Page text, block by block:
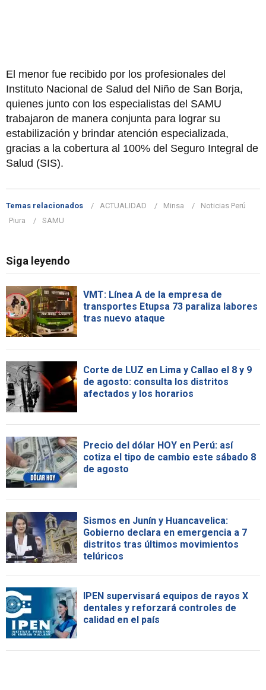
El menor fue recibido por los profesionales del
Instituto Nacional de Salud del Niño de San Borja,
quienes junto con los especialistas del SAMU
trabajaron de manera conjunta para lograr su
estabilización y brindar atención especializada,
gracias a la cobertura al 100% del Seguro Integral de
Salud (SIS).
Temas relacionados ACTUALIDAD Minsa
Noticias Perú
Piura
SAMU
Siga leyendo
VMT: Línea A de la empresa de
transportes Etupsa 73 paraliza labores
tras nuevo ataque
Corte de LUZ en Lima y Callao el 8 y 9
de agosto: consulta los distritos
afectados y los horarios
Precio del dólar HOY en Perú: así
cotiza el tipo de cambio este sábado 8
de agosto
Sismos en Junín y Huancavelica:
Gobierno declara en emergencia a 7
distritos tras últimos movimientos
telúricos
IPEN supervisará equipos de rayos X
dentales y reforzará controles de
calidad en el país